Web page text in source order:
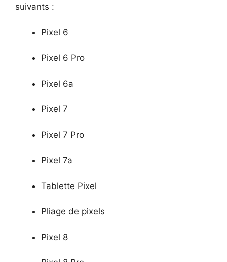
suivants :
Pixel 6
Pixel 6 Pro
Pixel 6a
Pixel 7
Pixel 7 Pro
Pixel 7a
Tablette Pixel
Pliage de pixels
Pixel 8